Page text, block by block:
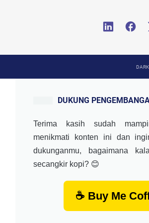
DUKUNG
Terima kasih sudah
menikmati konten ini dan
dukunganmu, bagaimana
secangkir kopi? 😊
☕ Buy Me